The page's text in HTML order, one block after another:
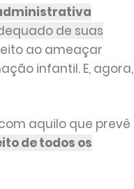
de suas
ao ameaçar
infantil. E, agora,
aquilo que prevê
de todos os